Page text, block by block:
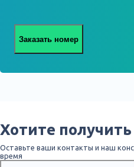
Заказать номер
Хотите
Оставьте ваши контакты и наш
время